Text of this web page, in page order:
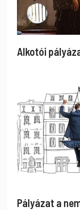
Alkotói
Pályázat a